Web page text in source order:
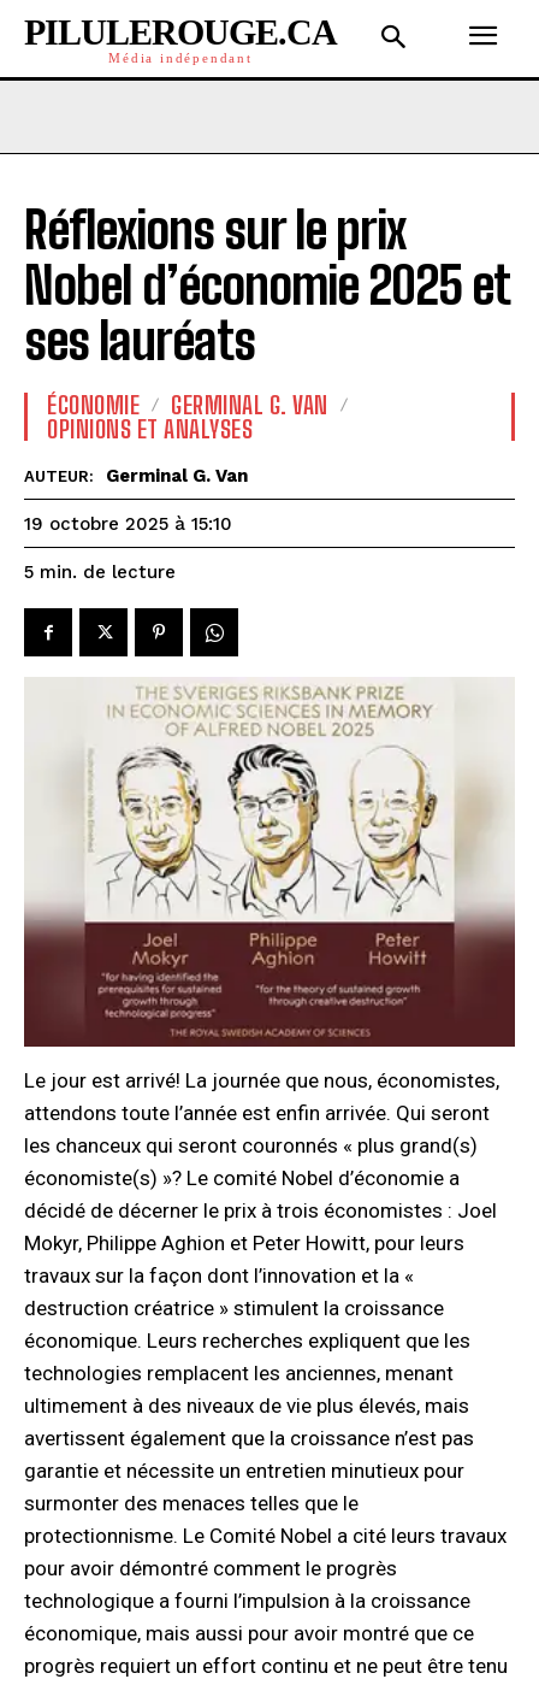
PILULEROUGE.CA
Média indépendant
Réflexions sur le prix
Nobel d’économie 2025 et
ses lauréats
ÉCONOMIE
GERMINAL G. VAN
OPINIONS ET ANALYSES
AUTEUR: Germinal G. Van
19 octobre 2025 à 15:10
5 min. de lecture
Le jour est arrivé! La journée que nous, économistes,
attendons toute l’année est enfin arrivée. Qui seront
les chanceux qui seront couronnés « plus grand(s)
économiste(s) »? Le comité Nobel d’économie a
décidé de décerner le prix à trois économistes : Joel
Mokyr, Philippe Aghion et Peter Howitt, pour leurs
travaux sur la façon dont l’innovation et la «
destruction créatrice » stimulent la croissance
économique. Leurs recherches expliquent que les
technologies remplacent les anciennes, menant
ultimement à des niveaux de vie plus élevés, mais
avertissent également que la croissance n’est pas
garantie et nécessite un entretien minutieux pour
surmonter des menaces telles que le
protectionnisme. Le Comité Nobel a cité leurs travaux
pour avoir démontré comment le progrès
technologique a fourni l’impulsion à la croissance
économique, mais aussi pour avoir montré que ce
progrès requiert un effort continu et ne peut être tenu